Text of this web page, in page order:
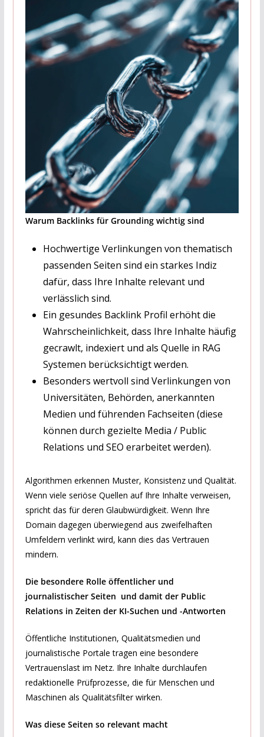
Warum Backlinks für Grounding wichtig sind
Hochwertige Verlinkungen von thematisch
passenden Seiten sind ein starkes Indiz
dafür, dass Ihre Inhalte relevant und
verlässlich sind.
Ein gesundes Backlink Profil erhöht die
Wahrscheinlichkeit, dass Ihre Inhalte häufig
gecrawlt, indexiert und als Quelle in RAG
Systemen berücksichtigt werden.
Besonders wertvoll sind Verlinkungen von
Universitäten, Behörden, anerkannten
Medien und führenden Fachseiten (diese
können durch gezielte Media / Public
Relations und SEO erarbeitet werden).
Algorithmen erkennen Muster, Konsistenz und Qualität.
Wenn viele seriöse Quellen auf Ihre Inhalte verweisen,
spricht das für deren Glaubwürdigkeit. Wenn Ihre
Domain dagegen überwiegend aus zweifelhaften
Umfeldern verlinkt wird, kann dies das Vertrauen
mindern.
Die besondere Rolle öffentlicher und
journalistischer Seiten und damit der Public
Relations in Zeiten der KI-Suchen und -Antworten
Öffentliche Institutionen, Qualitätsmedien und
journalistische Portale tragen eine besondere
Vertrauenslast im Netz. Ihre Inhalte durchlaufen
redaktionelle Prüfprozesse, die für Menschen und
Maschinen als Qualitätsfilter wirken.
Was diese Seiten so relevant macht